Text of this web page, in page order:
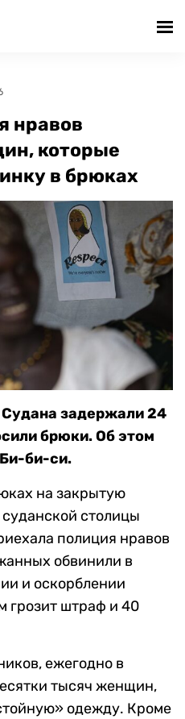
нравов
которые
в брюках
задержали 24
брюки. Об этом
Би-би-си.
на закрытую
столицы
полиция нравов
обвинили в
и оскорблении
грозит штраф и 40
ежегодно в
тысяч женщин,
одежду. Кроме